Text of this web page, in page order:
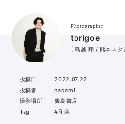
Photographer
torigoe
［ 鳥越 翔 / 熊本スタ
投稿日
2022.07.22
投稿者
nagami
撮影場所
廣島書店
Tag
#和装